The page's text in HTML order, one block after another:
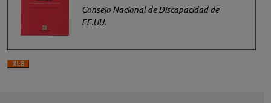
Consejo Nacional de Discapacidad de
EE.UU.